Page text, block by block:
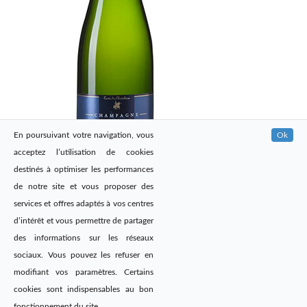
En poursuivant votre navigation, vous
acceptez l’utilisation de cookies
destinés à optimiser les performances
de notre site et vous proposer des
services et offres adaptés à vos centres
d’intérêt et vous permettre de partager
des informations sur les réseaux
sociaux. Vous pouvez les refuser en
modifiant vos paramètres. Certains
cookies sont indispensables au bon
Ok